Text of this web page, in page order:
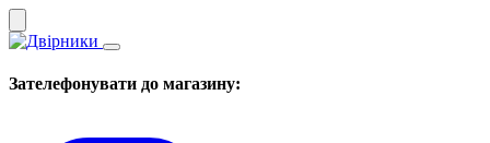
Зателефонувати до магазину: